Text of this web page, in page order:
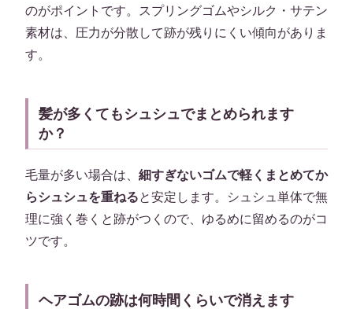
のがポイントです。スプリングゴムやシルク・サテン
素材は、圧力が分散して跡が残りにくい傾向がありま
す。
髪が多くてもシュシュでまとめられます
か？
毛量が多い場合は、 細すぎないゴムで軽くまとめてか
らシュシュを重ねると安定します。シュシュ単体で無
理に強く巻くと跡がつくので、ゆるめに留めるのがコ
ツです。
ヘアゴムの跡は何時間くらいで消えます